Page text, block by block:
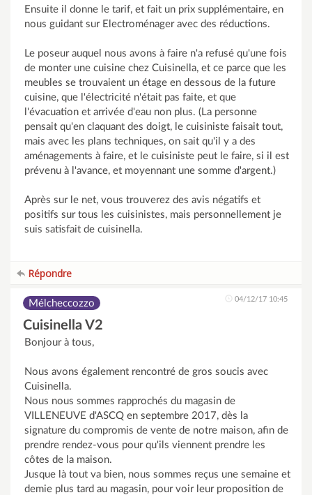
Ensuite il donne le tarif, et fait un prix supplémentaire, en
nous guidant sur Electroménager avec des réductions.
Le poseur auquel nous avons à faire n'a refusé qu'une fois
de monter une cuisine chez Cuisinella, et ce parce que les
meubles se trouvaient un étage en dessous de la future
cuisine, que l'électricité n'était pas faite, et que
l'évacuation et arrivée d'eau non plus. (La personne
pensait qu'en claquant des doigt, le cuisiniste faisait tout,
mais avec les plans techniques, on sait qu'il y a des
aménagements à faire, et le cuisiniste peut le faire, si il est
prévenu à l'avance, et moyennant une somme d'argent.)
Après sur le net, vous trouverez des avis négatifs et
positifs sur tous les cuisinistes, mais personnellement je
suis satisfait de cuisinella.
Répondre
Mélcheccozzo 04/12/17 10:45
Cuisinella V2
Bonjour à tous,
Nous avons également rencontré de gros soucis avec
Cuisinella.
Nous nous sommes rapprochés du magasin de
VILLENEUVE d'ASCQ en septembre 2017, dès la
signature du compromis de vente de notre maison, afin de
prendre rendez-vous pour qu'ils viennent prendre les
côtes de la maison.
Jusque là tout va bien, nous sommes reçus une semaine et
demie plus tard au magasin, pour voir leur proposition de